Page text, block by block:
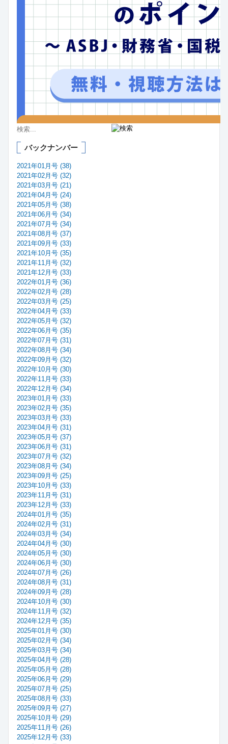
バックナンバー
2021年01月号 (38)
2021年02月号 (32)
2021年03月号 (21)
2021年04月号 (24)
2021年05月号 (38)
2021年06月号 (34)
2021年07月号 (34)
2021年08月号 (37)
2021年09月号 (33)
2021年10月号 (35)
2021年11月号 (32)
2021年12月号 (33)
2022年01月号 (36)
2022年02月号 (28)
2022年03月号 (25)
2022年04月号 (33)
2022年05月号 (32)
2022年06月号 (35)
2022年07月号 (31)
2022年08月号 (34)
2022年09月号 (32)
2022年10月号 (30)
2022年11月号 (33)
2022年12月号 (34)
2023年01月号 (33)
2023年02月号 (35)
2023年03月号 (33)
2023年04月号 (31)
2023年05月号 (37)
2023年06月号 (31)
2023年07月号 (32)
2023年08月号 (34)
2023年09月号 (25)
2023年10月号 (33)
2023年11月号 (31)
2023年12月号 (33)
2024年01月号 (35)
2024年02月号 (31)
2024年03月号 (34)
2024年04月号 (30)
2024年05月号 (30)
2024年06月号 (30)
2024年07月号 (26)
2024年08月号 (31)
2024年09月号 (28)
2024年10月号 (30)
2024年11月号 (32)
2024年12月号 (35)
2025年01月号 (30)
2025年02月号 (34)
2025年03月号 (34)
2025年04月号 (28)
2025年05月号 (28)
2025年06月号 (29)
2025年07月号 (25)
2025年08月号 (33)
2025年09月号 (27)
2025年10月号 (29)
2025年11月号 (26)
2025年12月号 (33)